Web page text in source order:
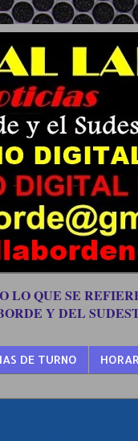
QUE SE
Y DEL
DE TURNO